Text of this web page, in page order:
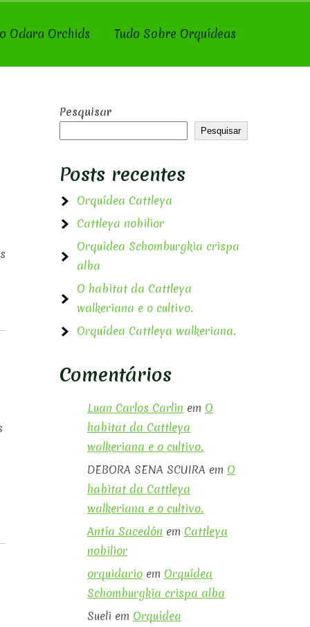
Odara Orchids Tudo Sobre Orquídeas
Pesquisar
Pesquisar
Posts recentes
Orquídea Cattleya
Cattleya nobilior
Orquídea Schomburgkia crispa
alba
O habitat da Cattleya
walkeriana e o cultivo.
Orquídea Cattleya walkeriana.
Comentários
Luan Carlos Carlin em O
habitat da Cattleya
walkeriana e o cultivo.
DEBORA SENA SCUIRA em O
habitat da Cattleya
walkeriana e o cultivo.
Antía Sacedón em Cattleya
nobilior
orquidario em Orquídea
Schomburgkia crispa alba
Sueli em Orquídea